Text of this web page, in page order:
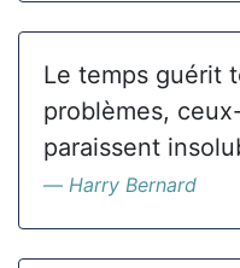
Le temps guérit
problèmes,
paraissent
Harry Bernard